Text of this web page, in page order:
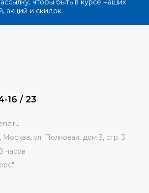
чтобы быть в курсе наших
акций и скидок.
16 / 23
, Москва, ул. Полковая, дом 3, стр. 3.
часов